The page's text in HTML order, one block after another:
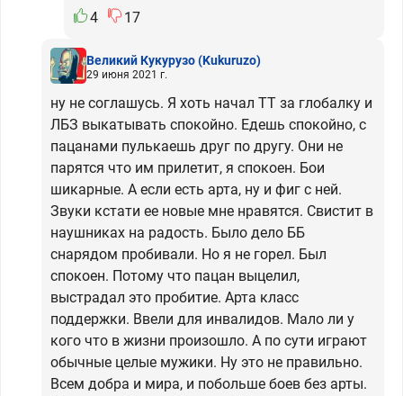
4
17
Великий Кукурузо(Kukuruzo)
29 июня 2021 г.
ну не соглашусь. Я хоть начал ТТ за глобалку и
ЛБЗ выкатывать спокойно. Едешь спокойно, с
пацанами пулькаешь друг по другу. Они не
парятся что им прилетит, я спокоен. Бои
шикарные. А если есть арта, ну и фиг с ней.
Звуки кстати ее новые мне нравятся. Свистит в
наушниках на радость. Было дело ББ
снарядом пробивали. Но я не горел. Был
спокоен. Потому что пацан выцелил,
выстрадал это пробитие. Арта класс
поддержки. Ввели для инвалидов. Мало ли у
кого что в жизни произошло. А по сути играют
обычные целые мужики. Ну это не правильно.
Всем добра и мира, и побольше боев без арты.